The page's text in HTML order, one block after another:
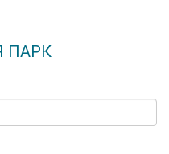
ПАРК